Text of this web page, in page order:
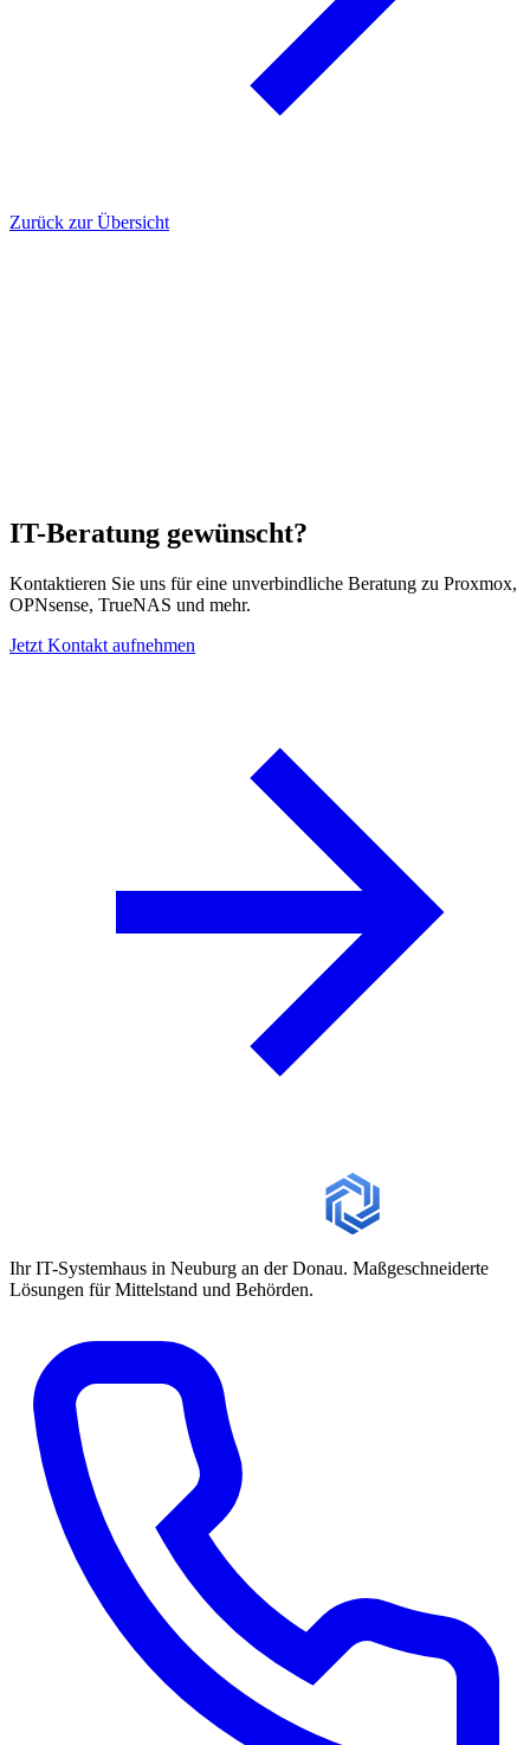
Zurück zur Übersicht
IT-Beratung gewünscht?
Kontaktieren Sie uns für eine unverbindliche Beratung zu Proxmox,
OPNsense, TrueNAS und mehr.
Jetzt Kontakt aufnehmen
Ihr IT-Systemhaus in Neuburg an der Donau. Maßgeschneiderte
Lösungen für Mittelstand und Behörden.